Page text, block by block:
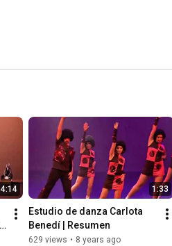
4:14 1:33
Estudio de danza Carlota
Benedí | Resumen
629 views • 8 years ago